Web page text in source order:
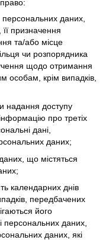
даних,
її призначення
та/або місце
чи розпорядника
щодо отримання
особам, крім випадків,
надання доступу
про третіх
дані,
даних;
що містяться
календарних днів
передбачених
його
персональних даних,
даних, які